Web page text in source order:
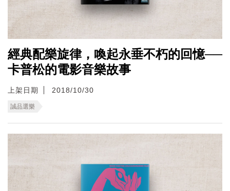
經典配樂旋律，喚起永垂不朽的回憶──
卡普松的電影音樂故事
上架日期 2018/10/30
誠品選樂